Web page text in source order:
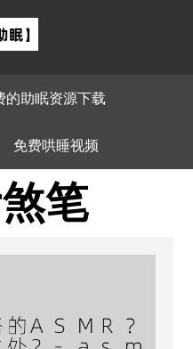
的助眠资源下载
免费哄睡视频
笔